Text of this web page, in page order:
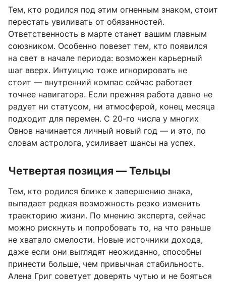
Тем, кто родился под этим огненным знаком, стоит
перестать увиливать от обязанностей.
Ответственность в марте станет вашим главным
союзником. Особенно повезет тем, кто появился
на свет в начале периода: возможен карьерный
шаг вверх. Интуицию тоже игнорировать не
стоит — внутренний компас сейчас работает
точнее навигатора. Если прежняя работа давно не
радует ни статусом, ни атмосферой, конец месяца
подходит для перемен. С 20-го числа у многих
Овнов начинается личный новый год — и это, по
словам астролога, усиливает шансы на успех.
Четвертая позиция — Тельцы
Тем, кто родился ближе к завершению знака,
выпадает редкая возможность резко изменить
траекторию жизни. По мнению эксперта, сейчас
можно рискнуть и попробовать то, на что раньше
не хватало смелости. Новые источники дохода,
даже если они выглядят неожиданно, способны
принести больше, чем привычная стабильность.
Алена Григ советует доверять чутью и не бояться